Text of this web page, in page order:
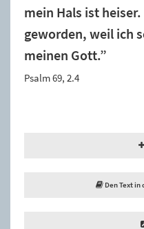
mein Hals ist
geworden, weil ich
meinen Gott.”
Psalm 69, 2.4
Den Text